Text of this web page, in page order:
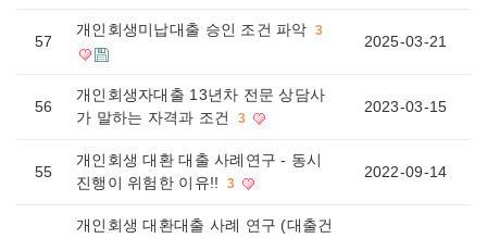
57
개인회생미납대출 승인 조건 파악 3
2025-03-21
56
개인회생자대출 13년차 전문 상담사
가 말하는 자격과 조건
3
2023-03-15
55
개인회생 대환 대출 사례연구 - 동시
진행이 위험한 이유!!
3
2022-09-14
개인회생 대환대출 사례 연구 (대출건